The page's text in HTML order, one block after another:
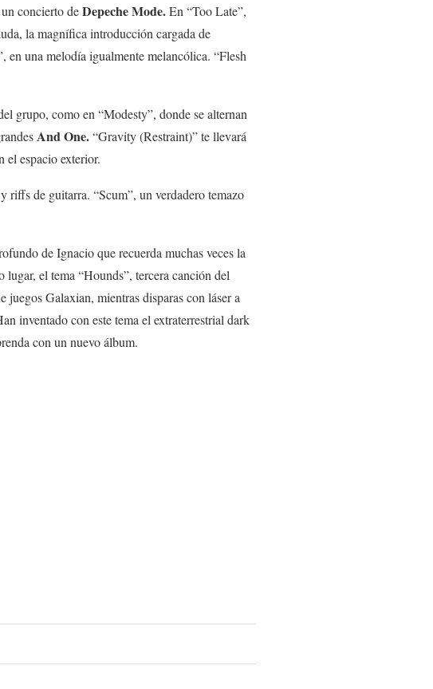
concierto deDepeche Mode.En “Too Late”,
la magnífica introducción cargada de
en una melodía igualmente melancólica. “Flesh
grupo, como en “Modesty”, donde se alternan
And One.“Gravity (Restraint)” te llevará
el espacio exterior.
riffs de guitarra. “Scum”, un verdadero temazo
de Ignacio que recuerda muchas veces la
el tema “Hounds”, tercera canción del
Galaxian, mientras disparas con láser a
inventado con este tema el extraterrestrial dark
con un nuevo álbum.